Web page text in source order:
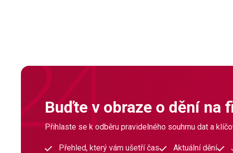
Buďte v obraze o dění na
Přihlaste se k odběru pravidelného souhrnu dat a
Přehled, který vám ušetří čas Aktuální dění